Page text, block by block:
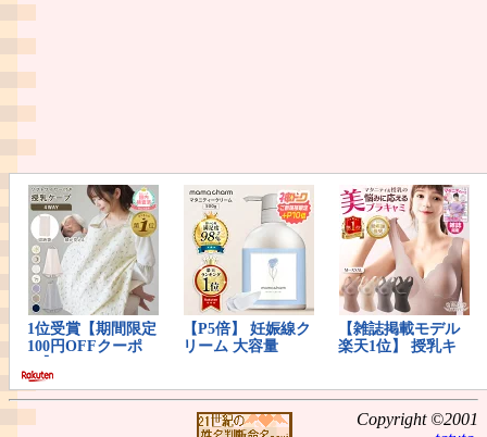
Copyright ©2001